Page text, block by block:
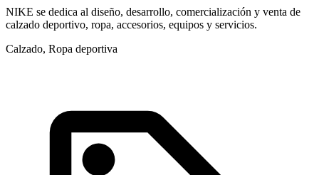
NIKE se dedica al diseño, desarrollo, comercialización y venta de
calzado deportivo, ropa, accesorios, equipos y servicios.
Calzado, Ropa deportiva